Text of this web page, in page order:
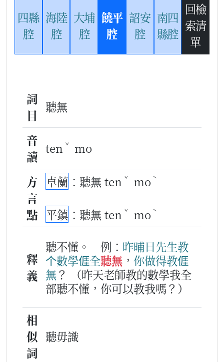
四縣
腔
海陸
腔
大埔
腔
饒平
腔
詔安
腔
南四
縣腔
回檢
索清
單
詞
目
聽無
音
讀
ten ˇ mo
方
言
點
卓蘭 ：聽無 ten ˇ mo ˋ
平鎮 ：聽無 ten ˇ mo ˋ
釋
義
聽不懂。 例： 昨晡日先生教
个數學𠊎全聽無 ， 你做得教𠊎
無？
（昨天老師教的數學我全
部聽不懂，你可以教我嗎？）
相
似
詞
聽毋識